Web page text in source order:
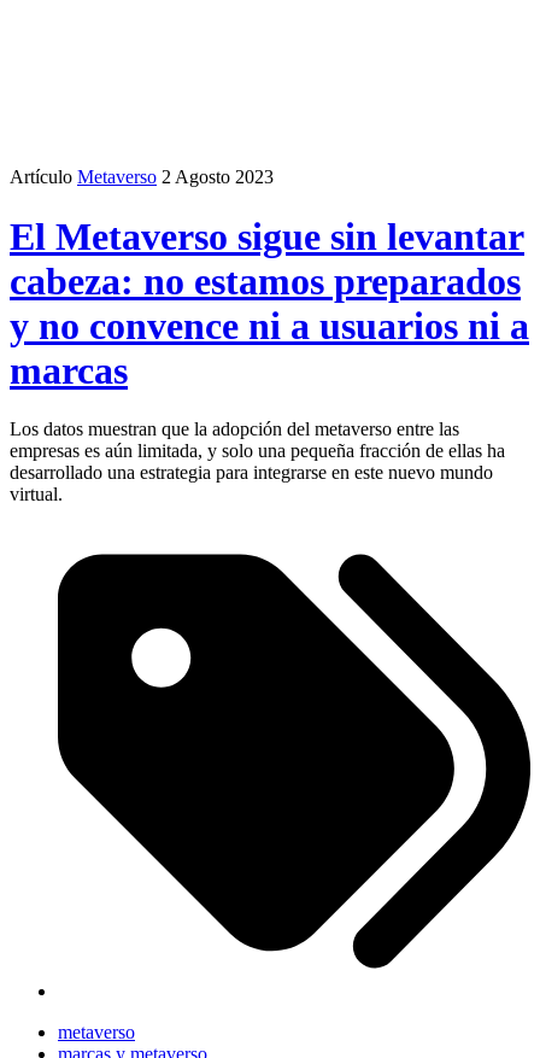
Artículo Metaverso 2 Agosto 2023
El Metaverso sigue sin levantar
cabeza: no estamos preparados
y no convence ni a usuarios ni a
marcas
Los datos muestran que la adopción del metaverso entre las
empresas es aún limitada, y solo una pequeña fracción de ellas ha
desarrollado una estrategia para integrarse en este nuevo mundo
virtual.
metaverso
marcas y metaverso